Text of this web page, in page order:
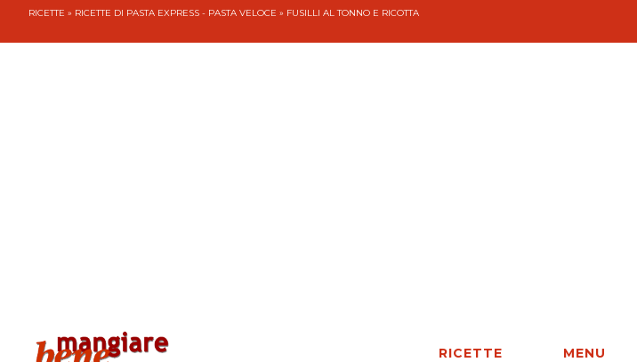
RICETTE » RICETTE DI PASTA EXPRESS - PASTA VELOCE » FUSILLI AL TONNO E RICOTTA
RICETTE MENU